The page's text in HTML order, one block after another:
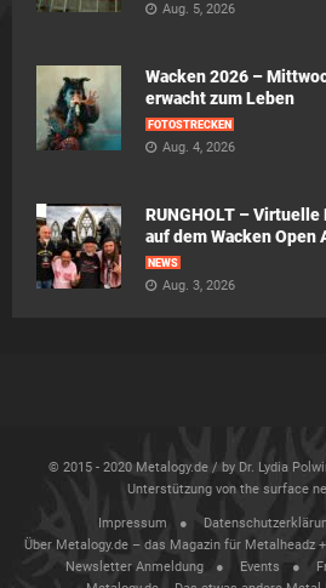
Aug. 5, 2026
Wacken 2026 –
erwacht zum Leben
FOTOSTRECKEN
Aug. 4, 2026
RUNGHOLT –
auf dem Wacken Open
NEWS
Aug. 3, 2026
© 2015 - 2020 Metalogy.de / by Dr. Lydia
Unterstützung von the surface
Impressum
Über Metalogy.de – das Magazin für Metalheadz +
Newsletter Anmeldung
Events